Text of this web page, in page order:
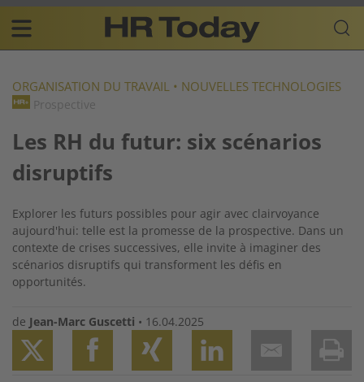
Skip
content
Plattform
für
Resources
navigation
FR
ORGANISATION DU TRAVAIL • NOUVELLES TECHNOLOGIES
Prospective
Les RH du futur: six scénarios
disruptifs
Explorer les futurs possibles pour agir avec clairvoyance
aujourd'hui: telle est la promesse de la prospective. Dans un
contexte de crises successives, elle invite à imaginer des
scénarios disruptifs qui transforment les défis en
opportunités.
de Jean-Marc Guscetti • 16.04.2025